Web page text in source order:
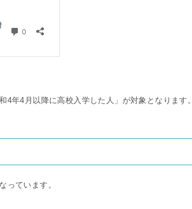
年4月以降に高校入学した人」が対象となります。
っています。